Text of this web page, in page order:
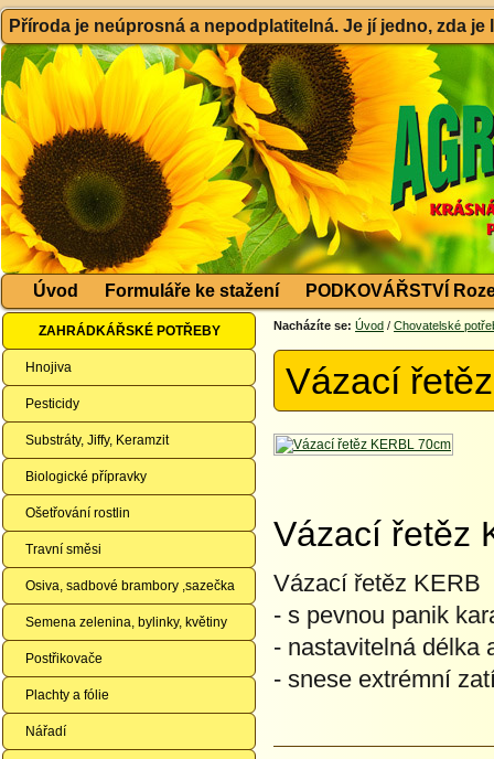
Příroda je neúprosná a nepodplatitelná. Je jí jedno, zda
Úvod Formuláře ke stažení PODKOVÁŘSTVÍ
ZAHRÁDKÁŘSKÉ POTŘEBY
Hnojiva
Pesticidy
Substráty, Jiffy, Keramzit
Biologické přípravky
Ošetřování rostlin
Travní směsi
Osiva, sadbové brambory ,sazečka
Semena zelenina, bylinky, květiny
Postřikovače
Plachty a fólie
Nářadí
Nacházíte se: Úvod / Chovatelské
Vázací
Vázací řetěz
Vázací řetěz KERB
- s pevnou panik
- nastavitelná délka
- snese extrémní